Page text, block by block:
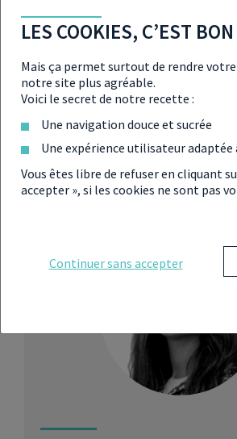
Le ministre du Logement veut
les règles
Partager
LES COOKIES, C’EST
Mais ça permet surtout de rendre
notre site plus agréable.
Voici le secret de notre recette :
Une navigation douce et sucrée
Une expérience utilisateur
Vous êtes libre de refuser en cliquant
accepter », si les cookies ne sont pas
Continuer sans accepter